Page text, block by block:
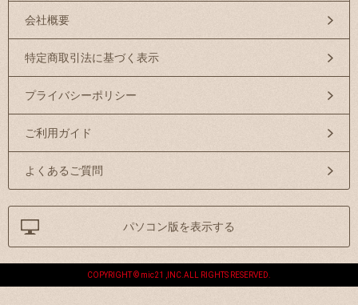
会社概要
特定商取引法に基づく表示
プライバシーポリシー
ご利用ガイド
よくあるご質問
パソコン版を表示する
COPYRIGHT © mic21 ,INC.ALL RIGHTS RESERVED.